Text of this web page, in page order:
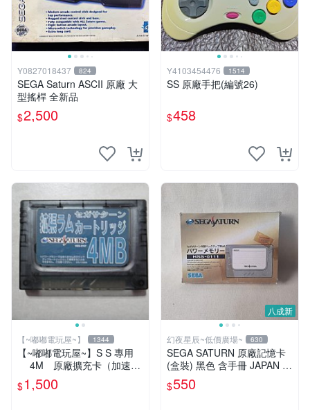
Y0827018437 824
SEGA Saturn ASCII 原廠 大
型搖桿 全新品
$2,500
Y4103454476 1514
SS 原廠手把(編號26)
$458
【~嘟嘟電玩屋~】 1344
【~嘟嘟電玩屋~】S S 專用
4M 原廠擴充卡（加速
卡）
$1,500
八成新
幻夜星辰~低價廣場~ 630
SEGA SATURN 原廠記憶卡
(盒裝) 黑色 含手冊 JAPAN 美
品 BB0392
$550